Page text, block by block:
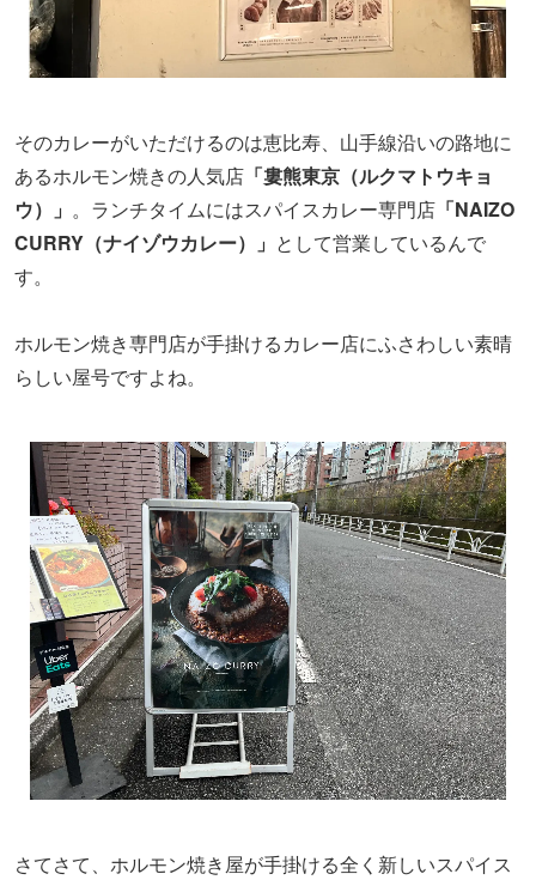
そのカレーがいただけるのは恵比寿、山手線沿いの路地に
あるホルモン焼きの人気店 「婁熊東京（ルクマトウキョ
ウ）」 。ランチタイムにはスパイスカレー専門店 「NAIZO
CURRY（ナイゾウカレー）」 として営業しているんで
す。
ホルモン焼き専門店が手掛けるカレー店にふさわしい素晴
らしい屋号ですよね。
さてさて、ホルモン焼き屋が手掛ける全く新しいスパイス